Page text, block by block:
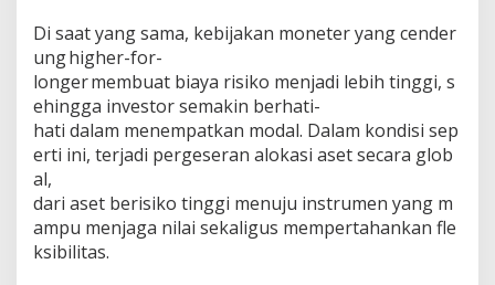
Di saat yang sama, kebijakan moneter yang cender
ung higher-for-
longer membuat biaya risiko menjadi lebih tinggi, s
ehingga investor semakin berhati-
hati dalam menempatkan modal. Dalam kondisi sep
erti ini, terjadi pergeseran alokasi aset secara glob
al,
dari aset berisiko tinggi menuju instrumen yang m
ampu menjaga nilai sekaligus mempertahankan fle
ksibilitas.